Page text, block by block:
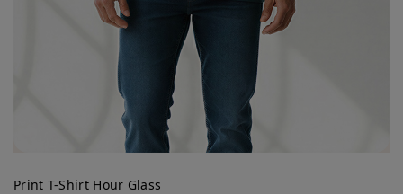
Print T-Shirt Hour Glass